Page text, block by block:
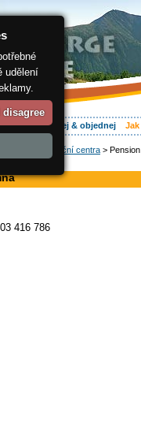
Hledej & objednej
Informační centra >
416 786
udělení
I disagree